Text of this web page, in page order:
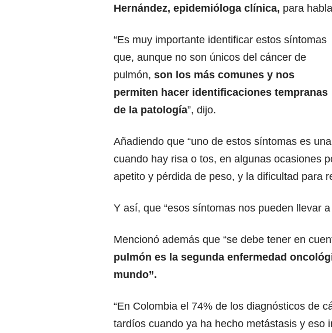
Hernández, epidemióloga clínica, para
“Es muy importante identificar estos síntomas
que, aunque no son únicos del cáncer de
pulmón, son los más comunes y nos
permiten hacer identificaciones tempranas
de la patología”, dijo.
Añadiendo que “uno de estos síntomas es
cuando hay risa o tos, en algunas ocasiones
apetito y pérdida de peso, y la dificultad para
Y así, que “esos síntomas nos pueden llevar
Mencionó además que “se debe tener en
pulmón es la segunda enfermedad
mundo”.
“En Colombia el 74% de los diagnósticos de
tardíos cuando ya ha hecho metástasis y eso